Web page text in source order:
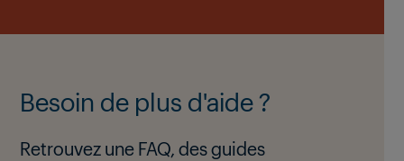
Besoin de plus d'aide ?
Retrouvez une FAQ, des guides